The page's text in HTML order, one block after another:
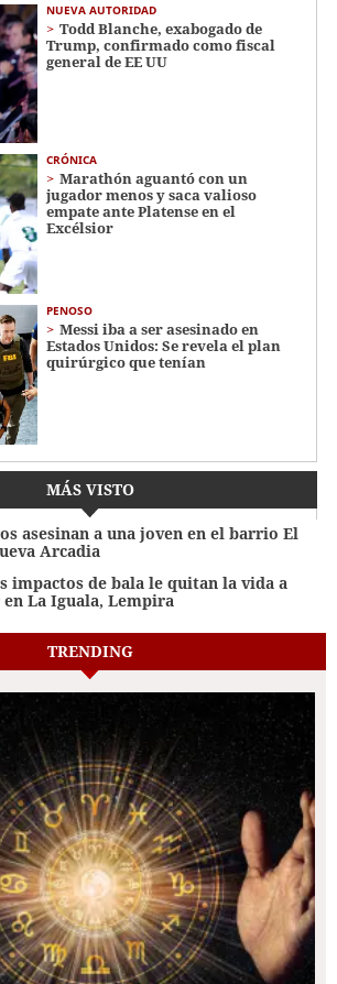
NUEVA AUTORIDAD
Todd Blanche, exabogado de
Trump, confirmado como fiscal
general de EE UU
CRÓNICA
Marathón aguantó con un
jugador menos y saca valioso
empate ante Platense en el
Excélsior
PENOSO
Messi iba a ser asesinado en
Estados Unidos: Se revela el plan
quirúrgico que tenían
MÁS VISTO
asesinan a una joven en el barrio El
Arcadia
impactos de bala le quitan la vida a
La Iguala, Lempira
TRENDING